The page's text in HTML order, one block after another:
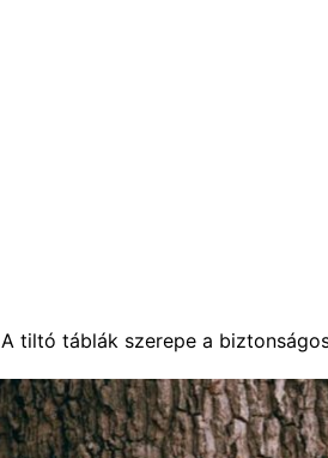
A tiltó táblák szerepe a